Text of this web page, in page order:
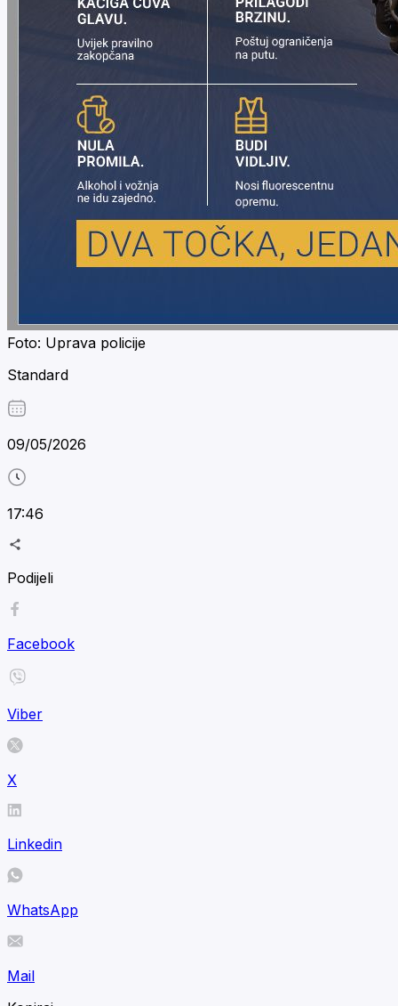
Foto: Uprava policije
Standard
09/05/2026
17:46
Podijeli
Facebook
Viber
X
Linkedin
WhatsApp
Mail